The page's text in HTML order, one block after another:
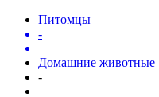
Питомцы
-
Домашние животные
-